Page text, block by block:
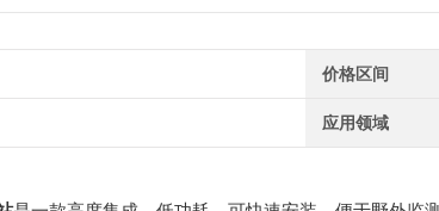
价格区间
应用领域